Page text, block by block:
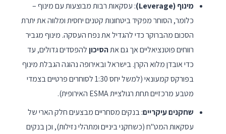
מינוף (Leverage)
: עסקאות רבות מבוצעות עם מינוף –
כלומר, הסוחר מפקיד ביטחונות קטנים יחסית ומלווה את יתרת
הסכום מהברוקר כדי להגדיל את נפח העסקה. מינוף מגביר
רווחים פוטנציאליים אך גם אתהסיכוןלהפסדים גדולים, עד
כדי אובדן מלוא הקרן. בישראל ובאירופה נהוגה הגבלת מינוף
בפורקס קמעונאי (למשל יחס 1:30 לסוחרים פרטיים בצמדי
מטבע מרכזיים תחת רגולציית ESMA האירופית).
שחקנים עיקריים: בנקים מסחריים מבצעים חלק הארי של
עסקאות המט"ח (כשחקני ביניים ומתהלי נזילות), וכן בנקים